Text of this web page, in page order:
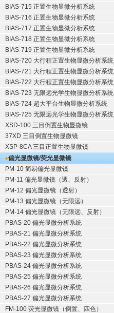
BIAS-715 正置生物显微分析系统
BIAS-716 正置生物显微分析系统
BIAS-717 正置生物显微分析系统
BIAS-718 正置生物显微分析系统
BIAS-719 正置生物显微分析系统
BIAS-720 大行程正置生物显微分析系统
BIAS-721 大行程正置生物显微分析系统
BIAS-722 大行程正置生物显微分析系统
BIAS-723 无限远光学生物显微分析系统
BIAS-724 超大平台生物显微分析系统
BIAS-725 无限远光学生物显微分析系统
XSD-100 三目倒置生物显微镜
37XD 三目倒置生物显微镜
XSP-8CA 三目正置生物显微镜
偏光显微镜/荧光显微镜
PM-10 简易偏光显微镜
PM-11 偏光显微镜（透、反射）
PM-12 偏光显微镜（透射）
PM-13 偏光显微镜（无限远）
PM-14 偏光显微镜（无限远、反射）
PBAS-20 偏光显微分析系统
PBAS-21 偏光显微分析系统
PBAS-22 偏光显微分析系统
PBAS-23 偏光显微分析系统
PBAS-24 偏光显微分析系统
PBAS-25 偏光显微分析系统
PBAS-26 偏光显微分析系统
PBAS-27 偏光显微分析系统
FM-100 荧光显微镜（倒置、四色）